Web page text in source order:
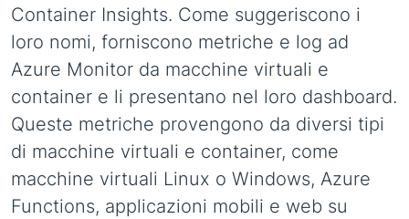
Container Insights. Come suggeriscono i
loro nomi, forniscono metriche e log ad
Azure Monitor da macchine virtuali e
container e li presentano nel loro dashboard.
Queste metriche provengono da diversi tipi
di macchine virtuali e container, come
macchine virtuali Linux o Windows, Azure
Functions, applicazioni mobili e web su